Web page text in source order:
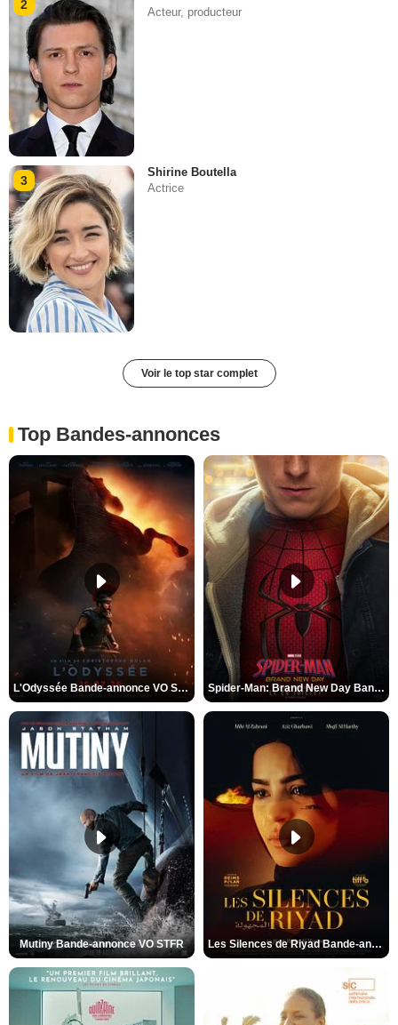
2
Acteur, producteur
3
Shirine Boutella
Actrice
Voir le top star complet
Top Bandes-annonces
L'Odyssée Bande-annonce VO STFR Spider-Man: Brand New Day Bande-annonce VO STFR
Mutiny Bande-annonce VO STFR Les Silences de Riyad Bande-annonce VO STFR